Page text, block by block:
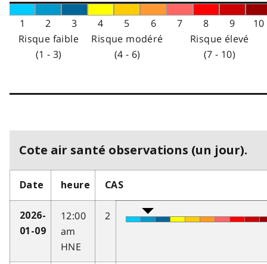
1 2 3 4 5 6 7 8 9
10
Risque faible
(1 - 3)
Risque modéré
(4 - 6)
Risque élevé
(7 - 10)
Cote air santé observations (un jour).
Date heure CAS
2026-
01-09
12:00
am
HNE
2